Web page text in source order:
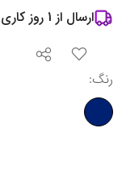
ارسال از 1 روز کاری
رنگ: